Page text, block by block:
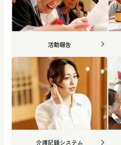
活動報告
介護記録システム